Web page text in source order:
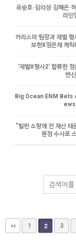
유승호·김의성·김혜은
라인
카리스마 팀장과 재벌
보현X정은채 캐
'재벌X형사2' 합류한
변신
Big Ocean ENM Bets
"빌런 소탕에 전 재산
원정 수사로
1 2 3